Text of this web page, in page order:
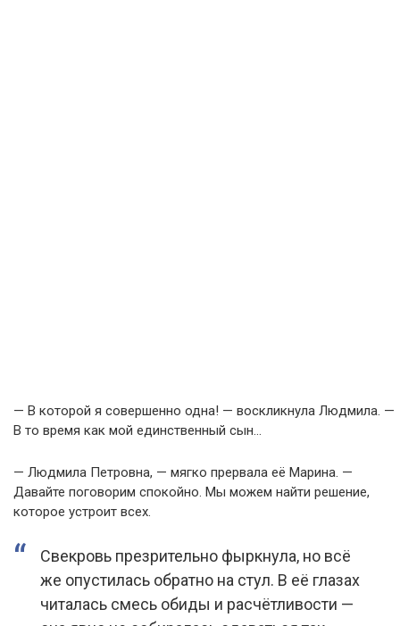
— В которой я совершенно одна! — воскликнула Людмила. —
В то время как мой единственный сын…
— Людмила Петровна, — мягко прервала её Марина. —
Давайте поговорим спокойно. Мы можем найти решение,
которое устроит всех.
Свекровь презрительно фыркнула, но всё
же опустилась обратно на стул. В её глазах
читалась смесь обиды и расчётливости —